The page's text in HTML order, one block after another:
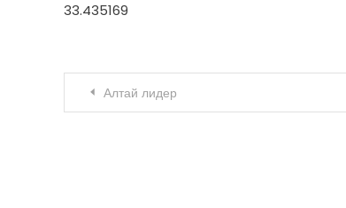
33.435169
Навигация по записям
Алтай лидер